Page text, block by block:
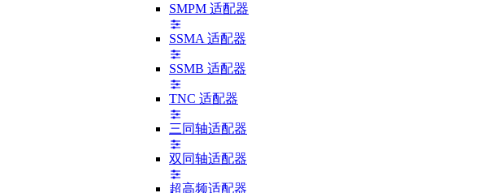
SMPM 适配器
SSMA 适配器
SSMB 适配器
TNC 适配器
三同轴适配器
双同轴适配器
超高频适配器